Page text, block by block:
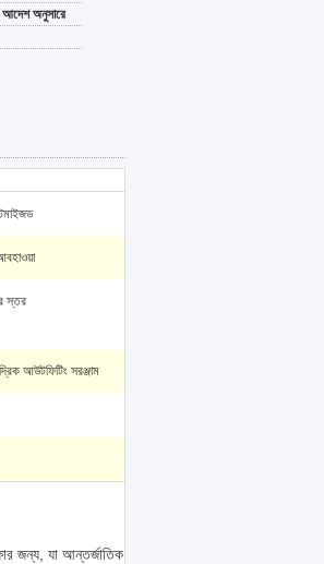
আদেশ অনুসারে
স্তর
আউটফিটিং সরঞ্জাম
জন্য, যা আন্তর্জাতিক